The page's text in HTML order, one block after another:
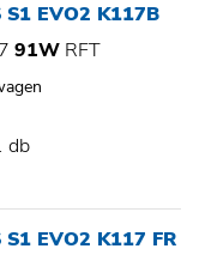
S1 EVO2 K117B
91W RFT
db
EVO2 K117 FR